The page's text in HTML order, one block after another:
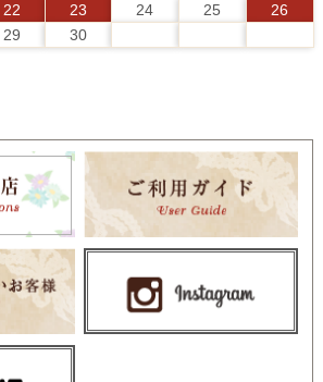
22 23 24 25
26
29 30